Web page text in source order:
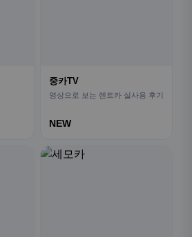
중카TV
영상으로 보는 렌트카 실사용 후기
NEW